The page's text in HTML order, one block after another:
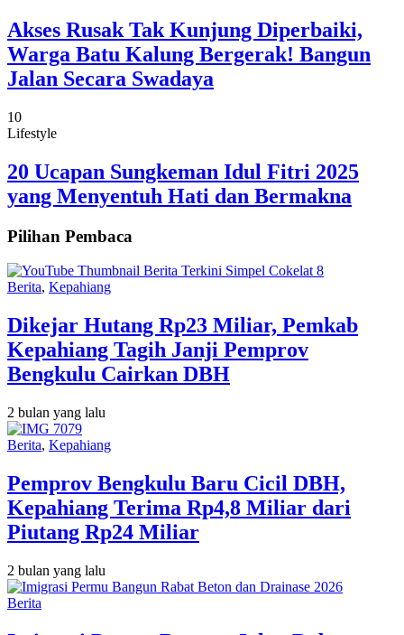
Akses Rusak Tak Kunjung Diperbaiki,
Warga Batu Kalung Bergerak! Bangun
Jalan Secara Swadaya
10
Lifestyle
20 Ucapan Sungkeman Idul Fitri 2025
yang Menyentuh Hati dan Bermakna
Pilihan Pembaca
Berita, Kepahiang
Dikejar Hutang Rp23 Miliar, Pemkab
Kepahiang Tagih Janji Pemprov
Bengkulu Cairkan DBH
2 bulan yang lalu
Berita, Kepahiang
Pemprov Bengkulu Baru Cicil DBH,
Kepahiang Terima Rp4,8 Miliar dari
Piutang Rp24 Miliar
2 bulan yang lalu
Berita